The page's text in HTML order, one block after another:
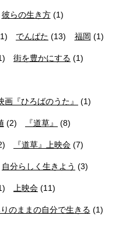
彼らの生き方(1)
でんぱた (13) 福岡 (1)
街を豊かにする (1)
『ひろばのうた』 (1)
(2) 『道草』 (8)
『道草』上映会 (7)
自分らしく生きよう (3)
上映会 (11)
のままの自分で生きる (1)